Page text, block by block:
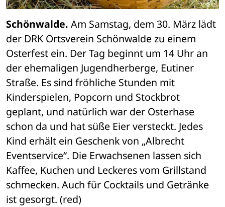
Schönwalde. Am Samstag, dem 30. März lädt
der DRK Ortsverein Schönwalde zu einem
Osterfest ein. Der Tag beginnt um 14 Uhr an
der ehemaligen Jugendherberge, Eutiner
Straße. Es sind fröhliche Stunden mit
Kinderspielen, Popcorn und Stockbrot
geplant, und natürlich war der Osterhase
schon da und hat süße Eier versteckt. Jedes
Kind erhält ein Geschenk von „Albrecht
Eventservice“. Die Erwachsenen lassen sich
Kaffee, Kuchen und Leckeres vom Grillstand
schmecken. Auch für Cocktails und Getränke
ist gesorgt. (red)